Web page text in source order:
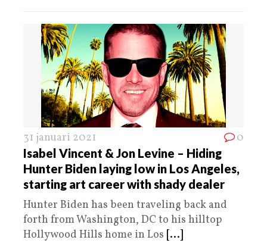
31 januari 2021 0
Isabel Vincent & Jon Levine – Hiding
Hunter Biden laying low in Los Angeles,
starting art career with shady dealer
Hunter Biden has been traveling back and
forth from Washington, DC to his hilltop
Hollywood Hills home in Los [...]